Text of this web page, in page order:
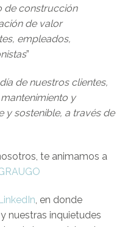
de construcción
de valor
empleados,
”
de nuestros clientes,
y
y sostenible, a través de
te animamos a
, en donde
nuestras inquietudes